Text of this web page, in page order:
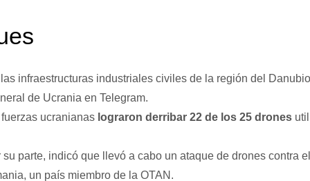
infraestructuras industriales civiles de la región del
de Ucrania en Telegram.
ucranianas lograron derribar 22 de los 25 drones
parte, indicó que llevó a cabo un ataque de drones contra
un país miembro de la OTAN.